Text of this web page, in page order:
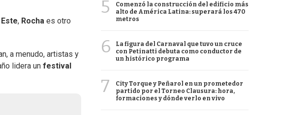
, Rocha es otro
a menudo, artistas y
lidera un festival
5
Comenzó la construcción del edificio más
alto de América Latina: superará los 470
metros
6
La figura del Carnaval que tuvo un cruce
con Petinatti debuta como conductor de
un histórico programa
7
City Torque y Peñarol en un prometedor
partido por el Torneo Clausura: hora,
formaciones y dónde verlo en vivo